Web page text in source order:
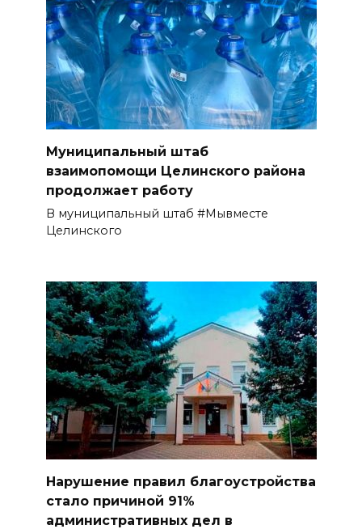
Муниципальный штаб
взаимопомощи Целинского района
продолжает работу
В муниципальный штаб #Мывместе
Целинского
Нарушение правил благоустройства
стало причиной 91%
административных дел в